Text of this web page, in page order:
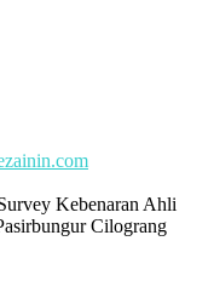
Kebenaran Ahli
Cilograng